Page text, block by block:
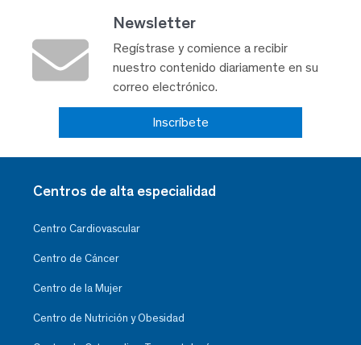
Newsletter
Regístrase y comience a recibir
nuestro contenido diariamente en su
correo electrónico.
Inscríbete
Centros de alta especialidad
Centro Cardiovascular
Centro de Cáncer
Centro de la Mujer
Centro de Nutrición y Obesidad